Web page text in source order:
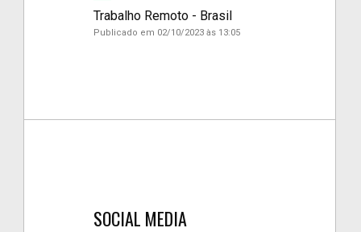
Trabalho Remoto - Brasil
Publicado em 02/10/2023 às 13:05
SOCIAL MEDIA